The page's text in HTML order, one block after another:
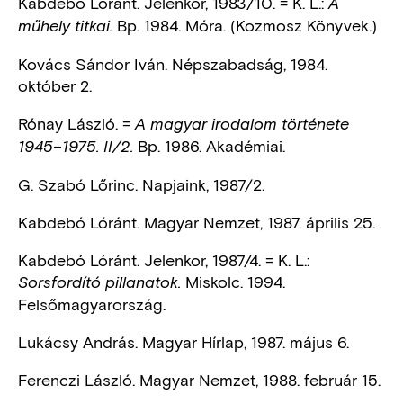
műhely titkai. Bp. 1984. Móra. (Kozmosz Könyvek.)
Kovács Sándor Iván. Népszabadság, 1984.
október 2.
Rónay László. = A magyar irodalom története
1945–1975. II/2. Bp. 1986. Akadémiai.
G. Szabó Lőrinc. Napjaink, 1987/2.
Kabdebó Lóránt. Magyar Nemzet, 1987. április 25.
Kabdebó Lóránt. Jelenkor, 1987/4. = K. L.:
Sorsfordító pillanatok. Miskolc. 1994.
Felsőmagyarország.
Lukácsy András. Magyar Hírlap, 1987. május 6.
Ferenczi László. Magyar Nemzet, 1988. február 15.